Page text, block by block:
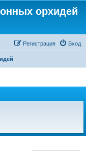
орхидей
Вход
Регистрация